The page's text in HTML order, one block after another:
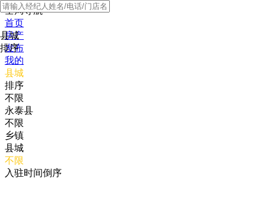
全局导航
首页
房产
发布
我的
县城
排序
县城
排序
不限
永泰县
不限
乡镇
县城
不限
入驻时间倒序